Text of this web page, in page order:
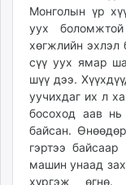
Монголын үр
уух
хөгжлийн эхлэл
сүү уух ямар
шүү дээ.
уучихдаг их л
босоход аав
байсан.
гэртээ
машин унаад
хүргэж өгнө.